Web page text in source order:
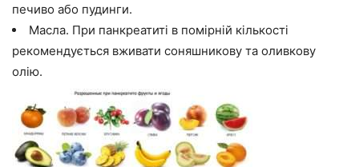
печиво або пудинги.
Масла. При панкреатиті в помірній кількості
рекомендується вживати соняшникову та оливкову
олію.